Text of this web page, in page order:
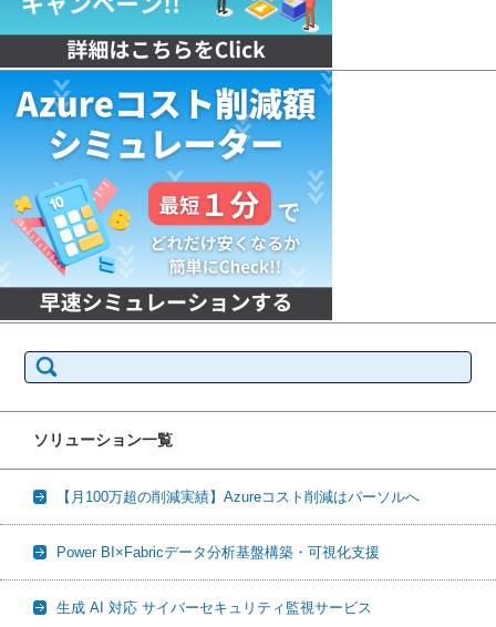
索:
ソリューション一覧
【月100万超の削減実績】Azureコスト削減はパーソルへ
Power BI×Fabricデータ分析基盤構築・可視化支援
生成 AI 対応 サイバーセキュリティ監視サービス